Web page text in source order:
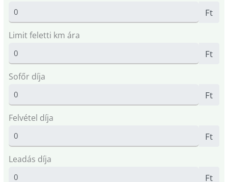
Ft
Limit feletti km ára
Ft
Sofőr díja
Ft
Felvétel díja
Ft
Leadás díja
Ft